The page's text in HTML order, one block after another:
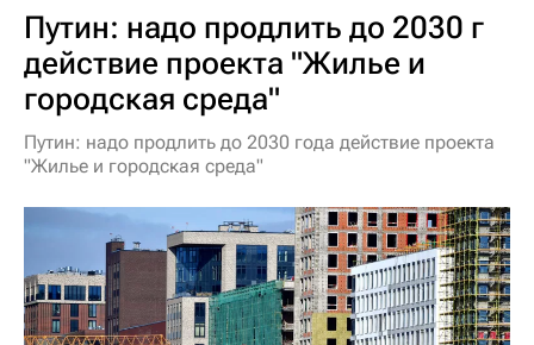
Путин: надо продлить до 2030 г
действие проекта "Жилье и
городская среда"
Путин: надо продлить до 2030 года действие проекта
"Жилье и городская среда"